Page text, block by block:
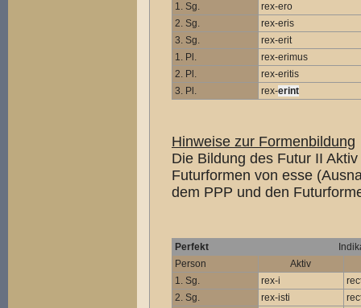
1. Sg.
rex-ero
2. Sg.
rex-eris
3. Sg.
rex-erit
1. Pl.
rex-erimus
2. Pl.
rex-eritis
3. Pl.
rex-erint
Hinweise zur Formenbildung
Die Bildung des Futur II
Futurformen von esse
dem PPP und den
Perfekt
Person
Aktiv
1. Sg.
rex-i
2. Sg.
rex-isti